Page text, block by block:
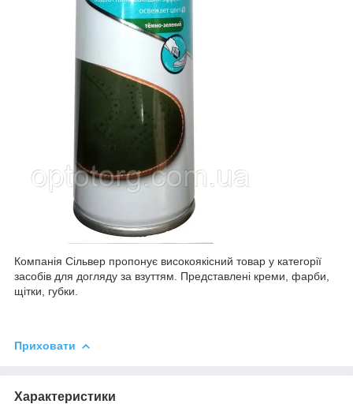
Компанія Сільвер пропонує високоякісний товар у категорії
засобів для догляду за взуттям. Представлені креми, фарби,
щітки, губки.
Приховати
Характеристики